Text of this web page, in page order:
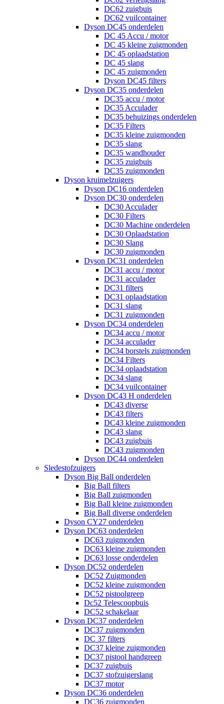
DC62 zuigbuis
DC62 vuilcontainer
Dyson DC45 onderdelen
DC 45 Accu / motor
DC 45 kleine zuigmonden
DC 45 oplaadstation
DC 45 slang
DC 45 zuigmonden
Dyson DC45 filters
Dyson DC35 onderdelen
DC35 accu / motor
DC35 Acculader
DC35 behuizings onderdelen
DC35 Filters
DC35 kleine zuigmonden
DC35 slang
DC35 wandhouder
DC35 zuigbuis
DC35 zuigmonden
Dyson kruimelzuigers
Dyson DC16 onderdelen
Dyson DC30 onderdelen
DC30 Acculader
DC30 Filters
DC30 Machine onderdelen
DC30 Oplaadstation
DC30 Slang
DC30 zuigmonden
Dyson DC31 onderdelen
DC31 accu / motor
DC31 acculader
DC31 filters
DC31 oplaadstation
DC31 slang
DC31 zuigmonden
Dyson DC34 onderdelen
DC34 accu / motor
DC34 acculader
DC34 borstels zuigmonden
DC34 Filters
DC34 oplaadstation
DC34 slang
DC34 vuilcontainer
Dyson DC43 H onderdelen
DC43 diverse
DC43 filters
DC43 kleine zuigmonden
DC43 slang
DC43 zuigbuis
DC43 zuigmonden
Dyson DC44 onderdelen
Sledestofzuigers
Dyson Big Ball onderdelen
Big Ball filters
Big Ball zuigmonden
Big Ball kleine zuigmonden
Big Ball diverse onderdelen
Dyson CY27 onderdelen
Dyson DC63 onderdelen
DC63 zuigmonden
DC63 kleine zuigmonden
DC63 losse onderdelen
Dyson DC52 onderdelen
DC52 Zuigmonden
DC52 kleine zuigmonden
DC52 pistoolgreep
Dc52 Telescoopbuis
DC52 schakelaar
Dyson DC37 onderdelen
DC37 zuigmonden
DC 37 filters
DC37 kleine zuigmonden
DC37 pistool handgreep
DC37 zuigbuis
DC37 stofzuigerslang
DC37 motor
Dyson DC36 onderdelen
DC36 zuigmonden